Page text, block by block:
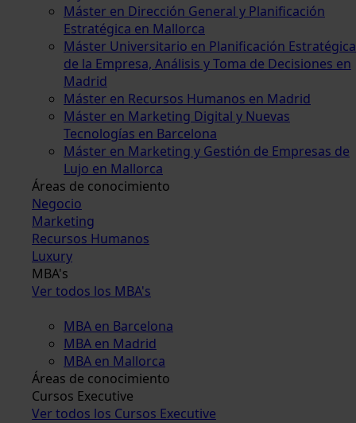
Máster en Dirección General y Planificación
Estratégica en Mallorca
Máster Universitario en Planificación Estratégica
de la Empresa, Análisis y Toma de Decisiones en
Madrid
Máster en Recursos Humanos en Madrid
Máster en Marketing Digital y Nuevas
Tecnologías en Barcelona
Máster en Marketing y Gestión de Empresas de
Lujo en Mallorca
Áreas de conocimiento
Negocio
Marketing
Recursos Humanos
Luxury
MBA's
Ver todos los MBA's
MBA en Barcelona
MBA en Madrid
MBA en Mallorca
Áreas de conocimiento
Cursos Executive
Ver todos los Cursos Executive